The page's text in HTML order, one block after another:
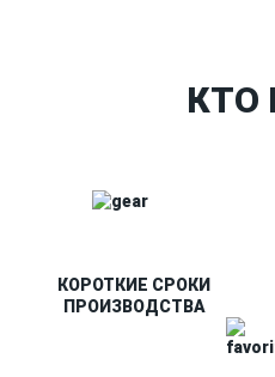
КТО
КОРОТКИЕ СРОКИ
ПРОИЗВОДСТВА